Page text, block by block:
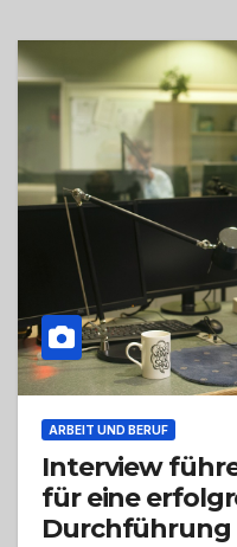
ARBEIT UND BERUF
Interview
für eine
Durchführung